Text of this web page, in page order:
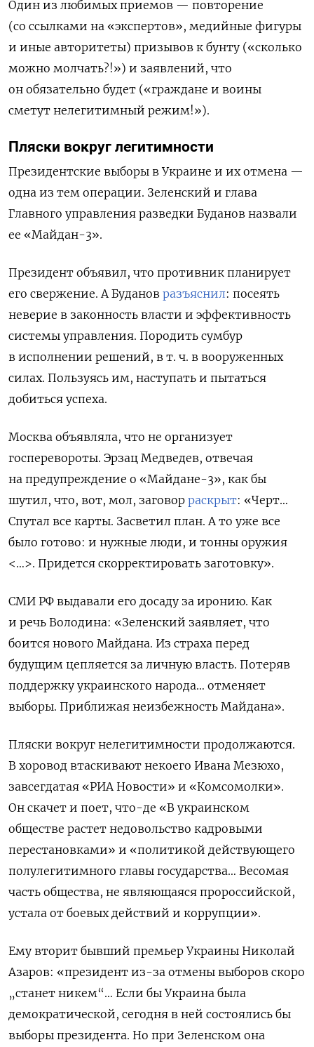
Один из любимых приемов — повторение
(со ссылками на «экспертов», медийные фигуры
и иные авторитеты) призывов к бунту («сколько
можно молчать?!») и заявлений, что
он обязательно будет («граждане и воины
сметут нелегитимный режим!»).
Пляски вокруг легитимности
Президентские выборы в Украине и их отмена —
одна из тем операции. Зеленский и глава
Главного управления разведки Буданов назвали
ее «Майдан-3».
Президент объявил, что противник планирует
его свержение. А Буданов разъяснил: посеять
неверие в законность власти и эффективность
системы управления. Породить сумбур
в исполнении решений, в т. ч. в вооруженных
силах. Пользуясь им, наступать и пытаться
добиться успеха.
Москва объявляла, что не организует
госперевороты. Эрзац Медведев, отвечая
на предупреждение о «Майдане-3», как бы
шутил, что, вот, мол, заговор раскрыт: «Черт…
Спутал все карты. Засветил план. А то уже все
было готово: и нужные люди, и тонны оружия
<…>. Придется скорректировать заготовку».
СМИ РФ выдавали его досаду за иронию. Как
и речь Володина: «Зеленский заявляет, что
боится нового Майдана. Из страха перед
будущим цепляется за личную власть. Потеряв
поддержку украинского народа… отменяет
выборы. Приближая неизбежность Майдана».
Пляски вокруг нелегитимности продолжаются.
В хоровод втаскивают некоего Ивана Мезюхо,
завсегдатая «РИА Новости» и «Комсомолки».
Он скачет и поет, что-де «В украинском
обществе растет недовольство кадровыми
перестановками» и «политикой действующего
полулегитимного главы государства… Весомая
часть общества, не являющаяся пророссийской,
устала от боевых действий и коррупции».
Ему вторит бывший премьер Украины Николай
Азаров: «президент из-за отмены выборов скоро
„станет никем“… Если бы Украина была
демократической, сегодня в ней состоялись бы
выборы президента. Но при Зеленском она